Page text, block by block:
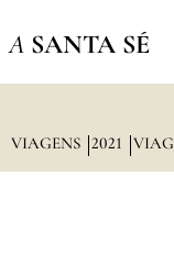
A SANTA SÉ
VIAGENS 2021